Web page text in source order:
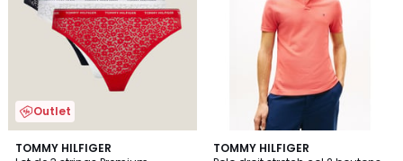
Outlet
TOMMY HILFIGER
5
TOMMY HILFIGER
3,7
4